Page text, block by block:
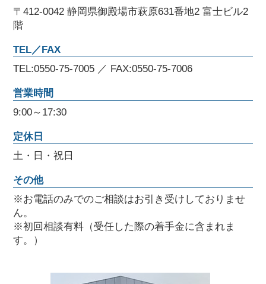
〒412-0042 静岡県御殿場市萩原631番地2 富士ビル2
階
TEL／FAX
TEL:0550-75-7005 ／ FAX:0550-75-7006
営業時間
9:00～17:30
定休日
土・日・祝日
その他
※お電話のみでのご相談はお引き受けしておりませ
ん。
※初回相談有料（受任した際の着手金に含まれま
す。）